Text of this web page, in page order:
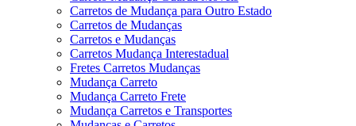
Carretos de Mudança para Outro Estado
Carretos de Mudanças
Carretos e Mudanças
Carretos Mudança Interestadual
Fretes Carretos Mudanças
Mudança Carreto
Mudança Carreto Frete
Mudança Carretos e Transportes